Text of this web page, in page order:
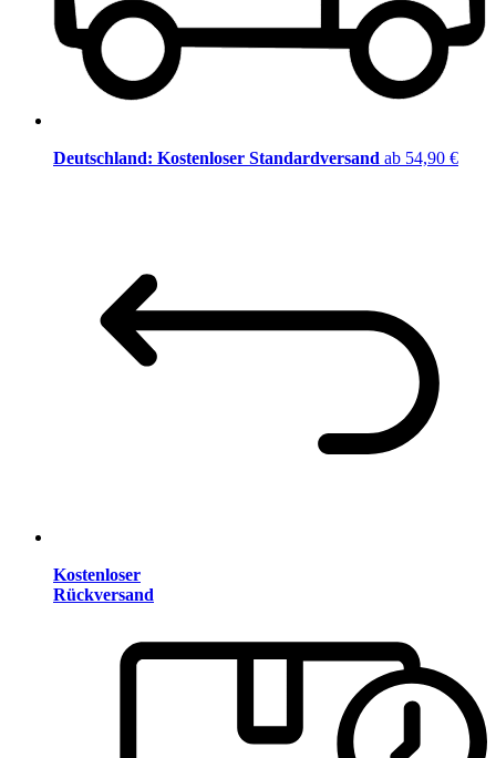
Deutschland: Kostenloser Standardversand ab 54,90 €
Kostenloser
Rückversand